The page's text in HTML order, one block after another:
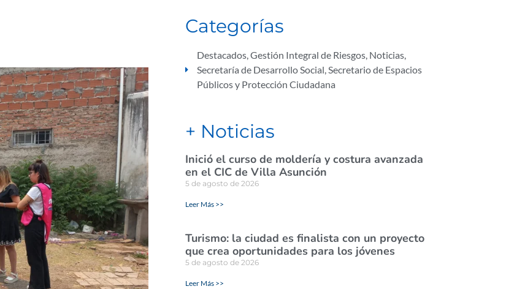
Categorías
Destacados,Gestión Integral de Riesgos, Noticias,
Secretaría de Desarrollo Social,Secretario de Espacios
Públicos y Protección Ciudadana
+ Noticias
Inició el curso de moldería y costura avanzada
en el CIC de Villa Asunción
5 de agosto de 2026
Leer Más >>
Turismo: la ciudad es finalista con un proyecto
que crea oportunidades para los jóvenes
5 de agosto de 2026
Leer Más >>